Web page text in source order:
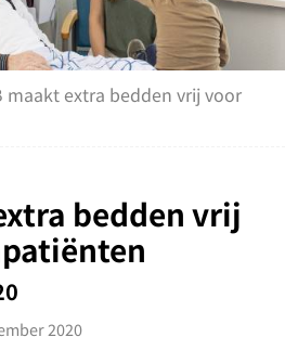
maakt extra bedden vrij voor
bedden vrij
2020